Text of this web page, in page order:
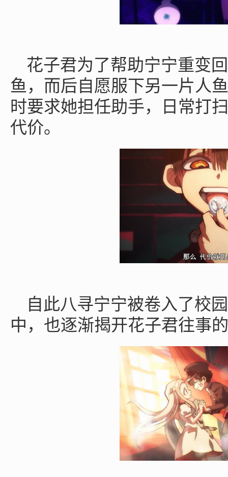
花子君为了帮助宁宁重变
鱼，而后自愿服下另一片人
时要求她担任助手，日常打
代价。
自此八寻宁宁被卷入了校
中，也逐渐揭开花子君往事